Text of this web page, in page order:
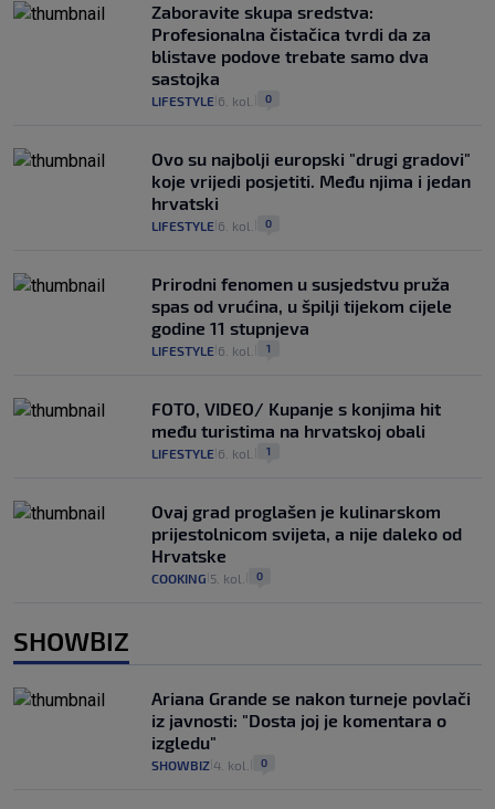
Zaboravite skupa sredstva:
Profesionalna čistačica tvrdi da za
blistave podove trebate samo dva
sastojka
LIFESTYLE 6. kol. 0
Ovo su najbolji europski "drugi gradovi"
koje vrijedi posjetiti. Među njima i jedan
hrvatski
LIFESTYLE 6. kol. 0
Prirodni fenomen u susjedstvu pruža
spas od vrućina, u špilji tijekom cijele
godine 11 stupnjeva
LIFESTYLE 6. kol. 1
FOTO, VIDEO/ Kupanje s konjima hit
među turistima na hrvatskoj obali
LIFESTYLE 6. kol. 1
Ovaj grad proglašen je kulinarskom
prijestolnicom svijeta, a nije daleko od
Hrvatske
COOKING 5. kol. 0
SHOWBIZ
Ariana Grande se nakon turneje povlači
iz javnosti: "Dosta joj je komentara o
izgledu"
SHOWBIZ 4. kol. 0